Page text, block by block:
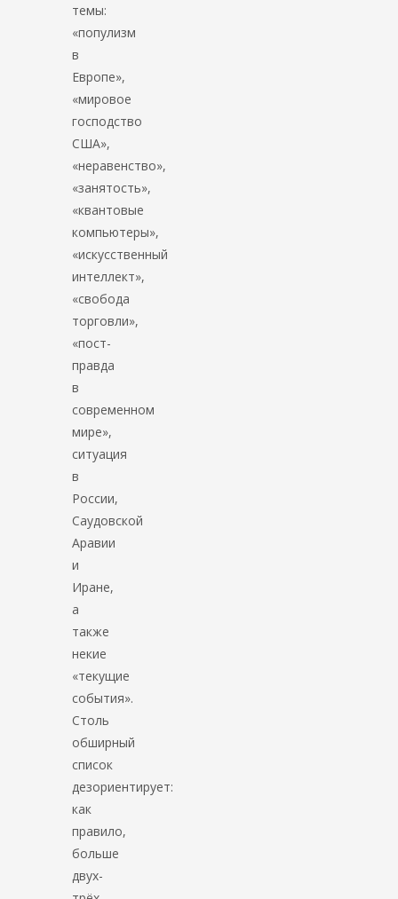
темы:
«популизм
в
Европе»,
«мировое
господство
США»,
«неравенство»,
«занятость»,
«квантовые
компьютеры»,
«искусственный
интеллект»,
«свобода
торговли»,
«пост-
правда
в
современном
мире»,
ситуация
в
России,
Саудовской
Аравии
и
Иране,
а
также
некие
«текущие
события».
Столь
обширный
список
дезориентирует:
как
правило,
больше
двух-